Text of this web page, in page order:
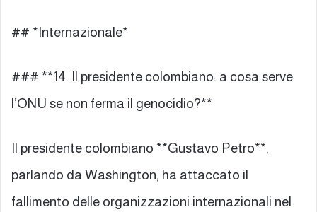
## *Internazionale*
### **14. Il presidente colombiano: a cosa serve
l’ONU se non ferma il genocidio?**
Il presidente colombiano **Gustavo Petro**,
parlando da Washington, ha attaccato il
fallimento delle organizzazioni internazionali nel